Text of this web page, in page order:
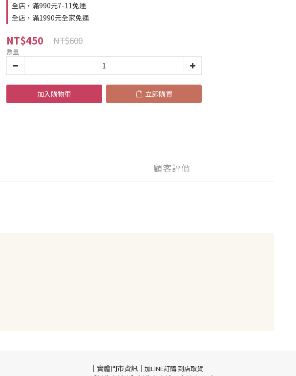
全店，滿990元7-11免運
全店，滿1990元全家免運
NT$450 NT$600
數量
加入購物車 立即購買
顧客評價
｜實體門市資訊｜ 加LINE訂購 到店取貨